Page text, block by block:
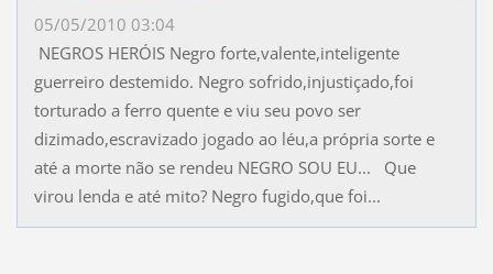
05/05/2010 03:04
NEGROS HERÓIS Negro forte,valente,inteligente
guerreiro destemido. Negro sofrido,injustiçado,foi
torturado a ferro quente e viu seu povo ser
dizimado,escravizado jogado ao léu,a própria sorte e
até a morte não se rendeu NEGRO SOU EU... Que
virou lenda e até mito? Negro fugido,que foi...